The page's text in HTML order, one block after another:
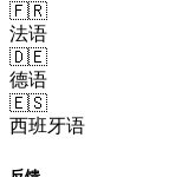
🇫🇷
法语
🇩🇪
德语
🇪🇸
西班牙语